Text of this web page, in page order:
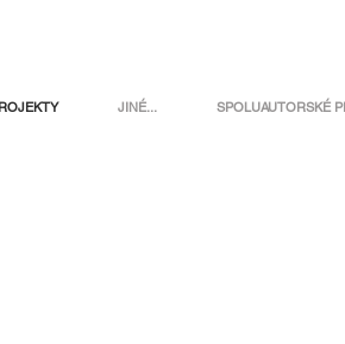
JINÉ... SPOLUAUTORSKÉ